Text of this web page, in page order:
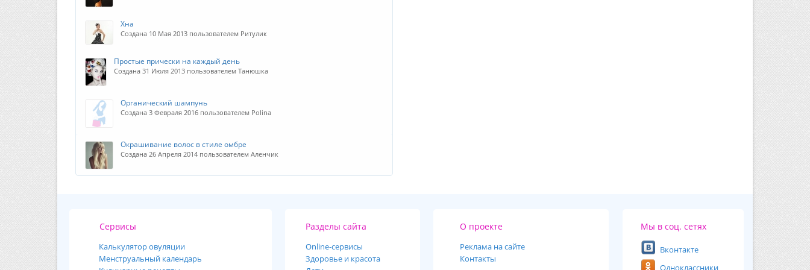
Хна
Создана 10 Мая 2013 пользователем Ритулик
Простые прически на каждый день
Создана 31 Июля 2013 пользователем Танюшка
Органический шампунь
Создана 3 Февраля 2016 пользователем Polina
Окрашивание волос в стиле омбре
Создана 26 Апреля 2014 пользователем Аленчик
Сервисы
Калькулятор овуляции
Менструальный календарь
Разделы сайта
Online-cервисы
Здоровье и красота
О проекте
Реклама на сайте
Контакты
Мы в соц. сетях
Вконтакте
Одноклассники